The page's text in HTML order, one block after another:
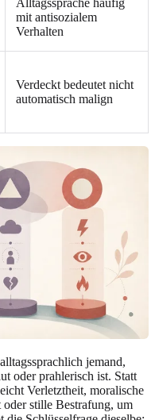
mit antisozialem
Verhalten
Verdeckt bedeutet nicht
automatisch malign
jemand,
oder prahlerisch ist. Statt
Verletztheit, moralische
stille Bestrafung, um